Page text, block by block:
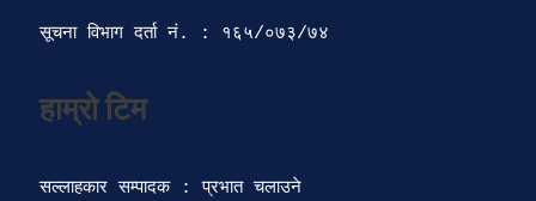
सूचना विभाग दर्ता‍ नं. : १६५/०७३/७४
हाम्रो टिम
सल्लाहकार सम्पादक : प्रभात चलाउने